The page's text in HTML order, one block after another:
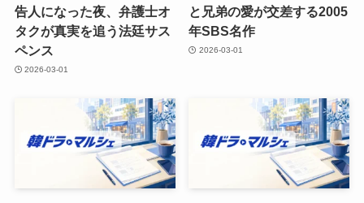
告人になった夜、弁護士オ
タクが真実を追う法廷サス
ペンス
2026-03-01
と兄弟の愛が交差する2005
年SBS名作
2026-03-01